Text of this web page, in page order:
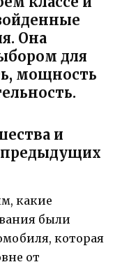
Она
для
мощность
и
предыдущих
какие
были
которая
от